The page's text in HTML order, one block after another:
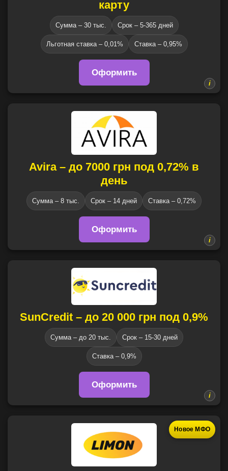
карту
Сумма – 30 тыс. Срок – 5-365 дней
Льготная ставка – 0,01% Ставка – 0,95%
Оформить
Avira – до 7000 грн под 0,72% в
день
Сумма – 8 тыс. Срок – 14 дней Ставка – 0,72%
Оформить
SunCredit – до 20 000 грн под 0,9%
Сумма – до 20 тыс. Срок – 15-30 дней
Ставка – 0,9%
Оформить
Новое МФО